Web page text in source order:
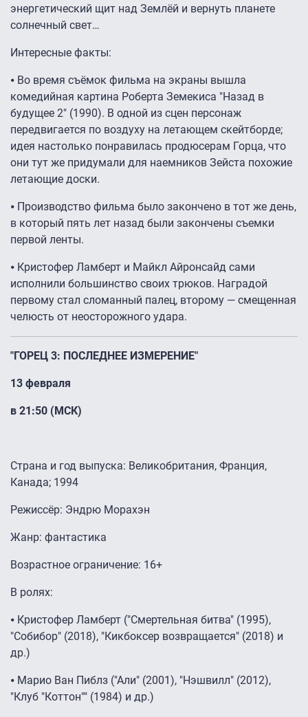
энергетический щит над Землёй и вернуть планете
солнечный свет…
Интересные факты:
⦁ Во время съёмок фильма на экраны вышла
комедийная картина Роберта Земекиса "Назад в
будущее 2" (1990). В одной из сцен персонаж
передвигается по воздуху на летающем скейтборде;
идея настолько понравилась продюсерам Горца, что
они тут же придумали для наемников Зейста похожие
летающие доски.
⦁ Производство фильма было закончено в тот же день,
в который пять лет назад были закончены съемки
первой ленты.
⦁ Кристофер Ламберт и Майкл Айронсайд сами
исполнили большинство своих трюков. Наградой
первому стал сломанный палец, второму — смещенная
челюсть от неосторожного удара.
"ГОРЕЦ 3: ПОСЛЕДНЕЕ ИЗМЕРЕНИЕ"
13 февраля
в 21:50 (МСК)
Страна и год выпуска: Великобритания, Франция,
Канада; 1994
Режиссёр: Эндрю Морахэн
Жанр: фантастика
Возрастное ограничение: 16+
В ролях:
⦁ Кристофер Ламберт ("Смертельная битва" (1995),
"Собибор" (2018), "Кикбоксер возвращается" (2018) и
др.)
⦁ Марио Ван Пиблз ("Али" (2001), "Нэшвилл" (2012),
"Клуб "Коттон"" (1984) и др.)